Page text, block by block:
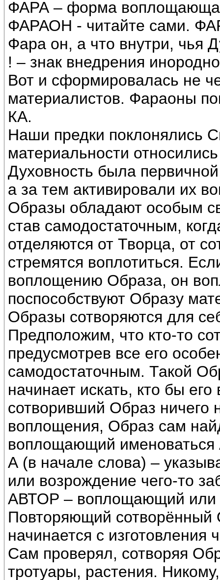
ФАРА – форма воплощающая
ФАРАОН - читайте сами.
Фара он, а что внутри, чья
! – знак внедрения
Вот и сформировалась не
материалистов. Фараоны
КА.
Наши предки поклонялись
материальности
Духовность была
а за тем активировали их
Образы обладают особым
став самодостаточным,
отделяются от Творца, от
стремятся воплотиться.
воплощению Образа, он
поспособствуют Образу
Образы сотворяются для
Предположим, что кто-то
предусмотрев все его
самодостаточным. Такой
начинает искать, кто бы
сотворивший Образ ничего
воплощения, Образ сам
воплощающий именоваться
А (в начале слова) –
или возрождение чего-то
АВТОР – воплощающий
Повторяющий
начинается с изготовления
Сам проверял, сотворяя
тротуары, растения.